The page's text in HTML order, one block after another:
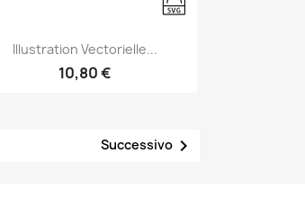
Anteprima
Illustration Vectorielle...
10,80 €
Successivo